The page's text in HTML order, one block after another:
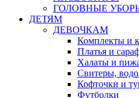
ГОЛОВНЫЕ
ДЕТЯМ
ДЕВОЧКАМ
Комплекты и
Платья и
Халаты и
Свитеры,
Кофточки и
Футболки